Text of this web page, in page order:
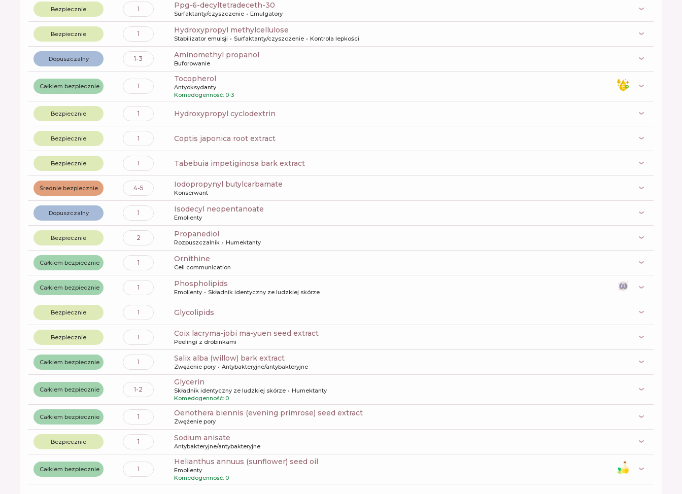
Bezpiecznie 1 ppg-6-decyltetradeceth-30
Surfaktanty/czyszczenie Emulgatory
Bezpiecznie 1 hydroxypropyl methylcellulose
Stabilizator emulsji Surfaktanty/czyszczenie Kontrola lepkości
Dopuszczalny 1-3 aminomethyl propanol
Buforowanie
Całkiem bezpiecznie 1
tocopherol
Antyoksydanty
Komedogenność: 0-3
Bezpiecznie 1 hydroxypropyl cyclodextrin
Bezpiecznie 1 coptis japonica root extract
Bezpiecznie 1 tabebuia impetiginosa bark extract
Średnie bezpiecznie 4-5 iodopropynyl butylcarbamate
Konserwant
Dopuszczalny 1 isodecyl neopentanoate
Emolienty
Bezpiecznie 2 propanediol
Rozpuszczalnik Humektanty
Całkiem bezpiecznie 1 ornithine
Cell communication
Całkiem bezpiecznie 1 phospholipids
Emolienty Składnik identyczny ze ludzkiej skórze
Bezpiecznie 1 glycolipids
Bezpiecznie 1 coix lacryma-jobi ma-yuen seed extract
Peelingi z drobinkami
Całkiem bezpiecznie 1 salix alba (willow) bark extract
Zwężenie pory Antybakteryjne/antybakteryjne
Całkiem bezpiecznie 1-2
glycerin
Składnik identyczny ze ludzkiej skórze
Humektanty
Komedogenność: 0
Całkiem bezpiecznie 1 oenothera biennis (evening primrose) seed extract
Zwężenie pory
Bezpiecznie 1 sodium anisate
Antybakteryjne/antybakteryjne
Całkiem bezpiecznie 1
helianthus annuus (sunflower) seed oil
Emolienty
Komedogenność: 0